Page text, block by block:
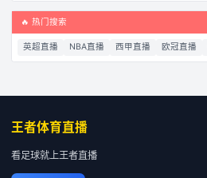
🔥 热门搜索
英超直播 NBA直播 西甲直播 欧冠直播
王者体育直播
看足球就上王者直播